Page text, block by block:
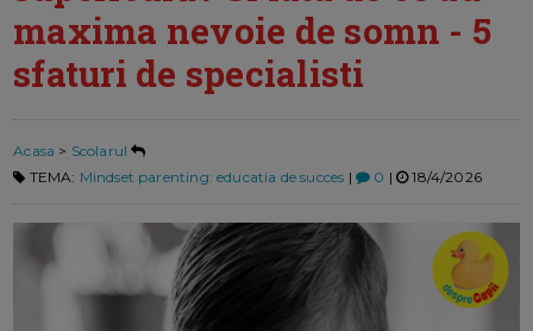
maxima nevoie de somn - 5
sfaturi de specialisti
Acasa > Scolarul
TEMA: Mindset parenting: educatia de succes | 0 | 18/4/2026